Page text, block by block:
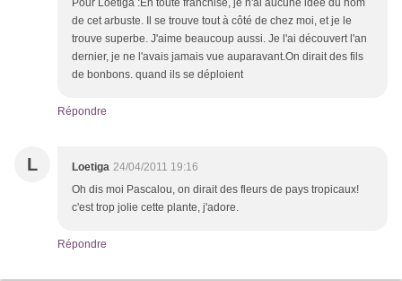
Pour Loetiga :En toute franchise, je n'ai aucune idée du nom
de cet arbuste. Il se trouve tout à côté de chez moi, et je le
trouve superbe. J'aime beaucoup aussi. Je l'ai découvert l'an
dernier, je ne l'avais jamais vue auparavant.On dirait des fils
de bonbons. quand ils se déploient
Répondre
L Loetiga 24/04/2011 19:16
Oh dis moi Pascalou, on dirait des fleurs de pays tropicaux!
c'est trop jolie cette plante, j'adore.
Répondre